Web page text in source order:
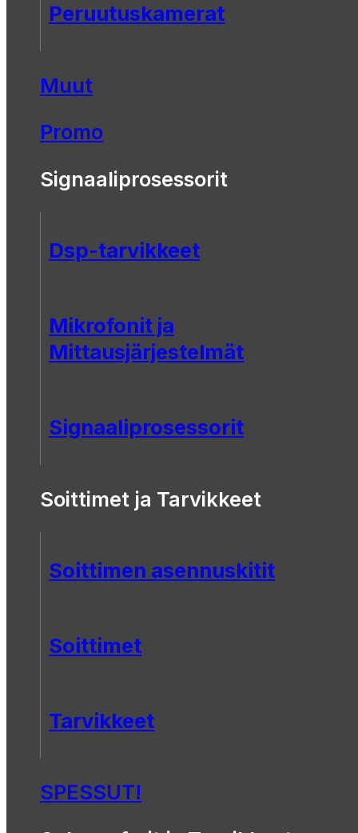
Peruutuskamerat
Muut
Promo
Signaaliprosessorit
Dsp-tarvikkeet
Mikrofonit ja
Mittausjärjestelmät
Signaaliprosessorit
Soittimet ja Tarvikkeet
Soittimen asennuskitit
Soittimet
Tarvikkeet
SPESSUT!